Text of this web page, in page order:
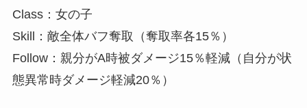
Class：女の子
Skill：敵全体バフ奪取（奪取率各15％）
Follow：親分がA時被ダメージ15％軽減（自分が状
態異常時ダメージ軽減20％）